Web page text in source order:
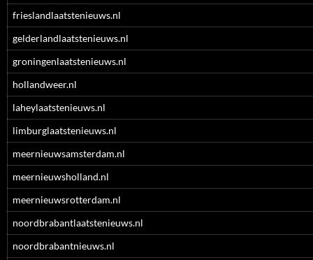
frieslandlaatstenieuws.nl
gelderlandlaatstenieuws.nl
groningenlaatstenieuws.nl
hollandweer.nl
laheylaatstenieuws.nl
limburglaatstenieuws.nl
meernieuwsamsterdam.nl
meernieuwsholland.nl
meernieuwsrotterdam.nl
noordbrabantlaatstenieuws.nl
noordbrabantnieuws.nl